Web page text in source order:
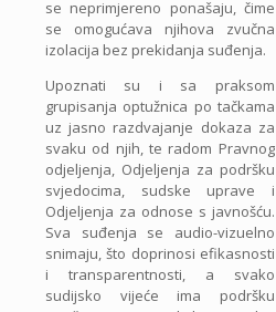
se neprimjereno ponašaju, čime
se omogućava njihova zvučna
izolacija bez prekidanja suđenja.
Upoznati su i sa praksom
grupisanja optužnica po tačkama
uz jasno razdvajanje dokaza za
svaku od njih, te radom Pravnog
odjeljenja, Odjeljenja za podršku
svjedocima, sudske uprave i
Odjeljenja za odnose s javnošću.
Sva suđenja se audio-vizuelno
snimaju, što doprinosi efikasnosti
i transparentnosti, a svako
sudijsko vijeće ima podršku